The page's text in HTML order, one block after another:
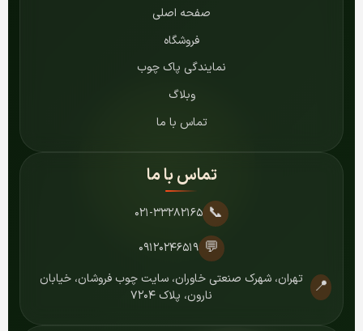
صفحه اصلی
فروشگاه
نمایندگی پاک چوب
وبلاگ
تماس با ما
تماس با ما
📞 ۰۲۱-۳۳۲۸۲۱۶۵
💬 ۰۹۱۲۰۲۴۶۵۱۹
📍
تهران، شهرک صنعتی خاوران، سایت چوب فروشان، خیابان
نارون، پلاک ۷۲۰۴